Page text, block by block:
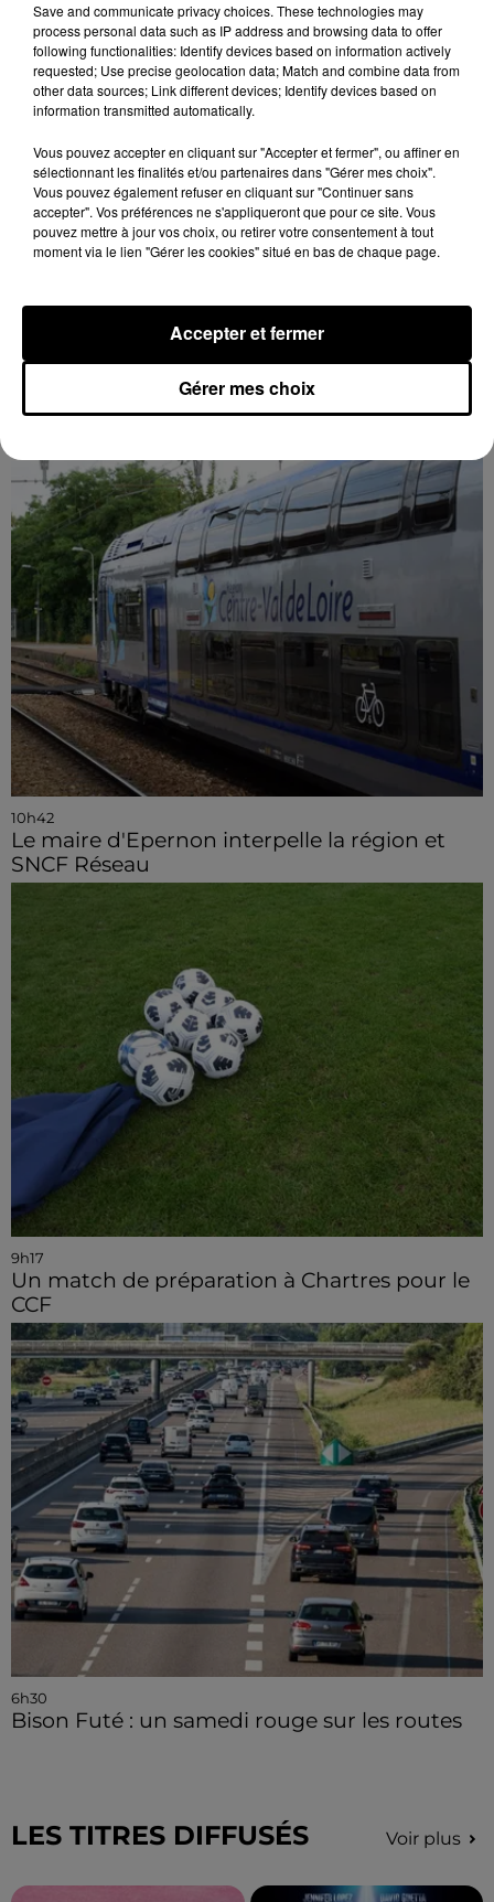
Match de préparation au Colisée pour le
C'CMHB
10h42
Le maire d'Epernon interpelle la région et
SNCF Réseau
9h17
Un match de préparation à Chartres pour le
CCF
6h30
Bison Futé : un samedi rouge sur les routes
LES TITRES DIFFUSÉS Voir plus
Save and communicate privacy choices. These technologies may
process personal data such as IP address and browsing data to offer
following functionalities: Identify devices based on information actively
requested; Use precise geolocation data; Match and combine data from
other data sources; Link different devices; Identify devices based on
information transmitted automatically.
Vous pouvez accepter en cliquant sur "Accepter et fermer", ou affiner en
sélectionnant les finalités et/ou partenaires dans "Gérer mes choix".
Vous pouvez également refuser en cliquant sur "Continuer sans
accepter". Vos préférences ne s'appliqueront que pour ce site. Vous
pouvez mettre à jour vos choix, ou retirer votre consentement à tout
moment via le lien "Gérer les cookies" situé en bas de chaque page.
Gérer mes choix
Accepter et fermer